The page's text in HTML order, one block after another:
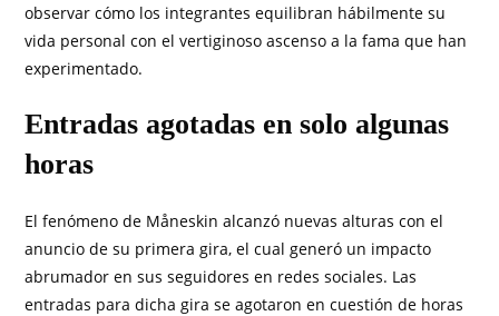
observar cómo los integrantes equilibran hábilmente su
vida personal con el vertiginoso ascenso a la fama que han
experimentado.
Entradas agotadas en solo algunas
horas
El fenómeno de Måneskin alcanzó nuevas alturas con el
anuncio de su primera gira, el cual generó un impacto
abrumador en sus seguidores en redes sociales. Las
entradas para dicha gira se agotaron en cuestión de horas